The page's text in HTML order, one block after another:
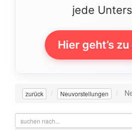
jede
Hier geht’s
zurück Neuvorstellungen